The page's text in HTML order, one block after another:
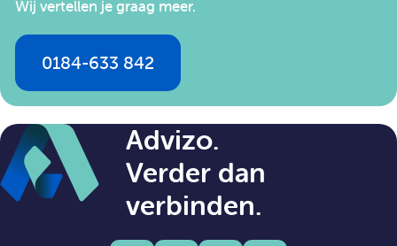
Wij vertellen je graag meer.
0184-633 842
Advizo.
Verder dan
verbinden.